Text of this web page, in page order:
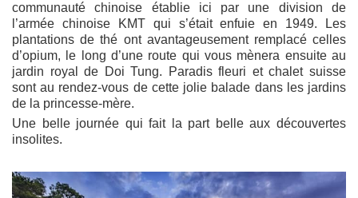
communauté chinoise établie ici par une division de
l’armée chinoise KMT qui s’était enfuie en 1949. Les
plantations de thé ont avantageusement remplacé celles
d’opium, le long d’une route qui vous mènera ensuite au
jardin royal de Doi Tung. Paradis fleuri et chalet suisse
sont au rendez-vous de cette jolie balade dans les jardins
de la princesse-mère.
Une belle journée qui fait la part belle aux découvertes
insolites.